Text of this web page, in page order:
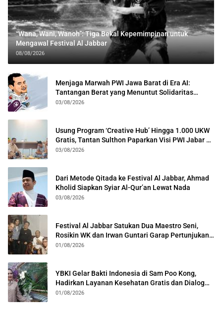
“Wana, Wani, Wanoh”: Tiga Bekal Kepemimpinan untuk
Mengawal Festival Al Jabbar
08/08/2026
Menjaga Marwah PWI Jawa Barat di Era AI:
Tantangan Berat yang Menuntut Solidaritas
Lintas Generasi
03/08/2026
Usung Program ‘Creative Hub’ Hingga 1.000 UKW
Gratis, Tantan Sulthon Paparkan Visi PWI Jabar di
Kota Bogor
03/08/2026
Dari Metode Qitada ke Festival Al Jabbar, Ahmad
Kholid Siapkan Syiar Al-Qur’an Lewat Nada
03/08/2026
Festival Al Jabbar Satukan Dua Maestro Seni,
Rosikin WK dan Irwan Guntari Garap Pertunjukan
Kolosal
01/08/2026
YBKI Gelar Bakti Indonesia di Sam Poo Kong,
Hadirkan Layanan Kesehatan Gratis dan Dialog
Kebangsaan
01/08/2026